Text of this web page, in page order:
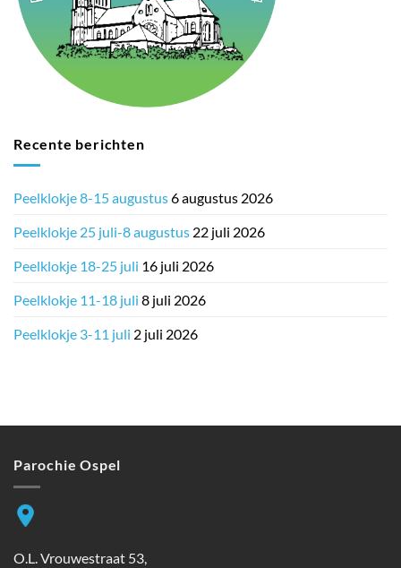
Recente berichten
Peelklokje 8-15 augustus6 augustus 2026
Peelklokje 25 juli-8 augustus 22 juli 2026
Peelklokje 18-25 juli 16 juli 2026
Peelklokje 11-18 juli 8 juli 2026
Peelklokje 3-11 juli 2 juli 2026
Parochie Ospel
O.L. Vrouwestraat 53,